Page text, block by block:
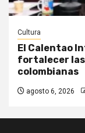
Cultura
El Calentao
fortalecer las
colombianas
agosto 6, 2026